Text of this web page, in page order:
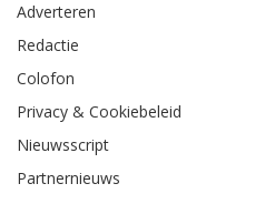
Adverteren
Redactie
Colofon
Privacy & Cookiebeleid
Nieuwsscript
Partnernieuws